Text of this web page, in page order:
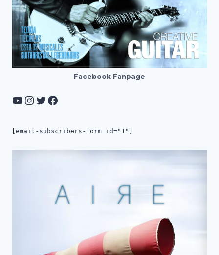
Facebook Fanpage
YouTube
Instagram
Twitter
Facebook
[email-subscribers-form id="1"]